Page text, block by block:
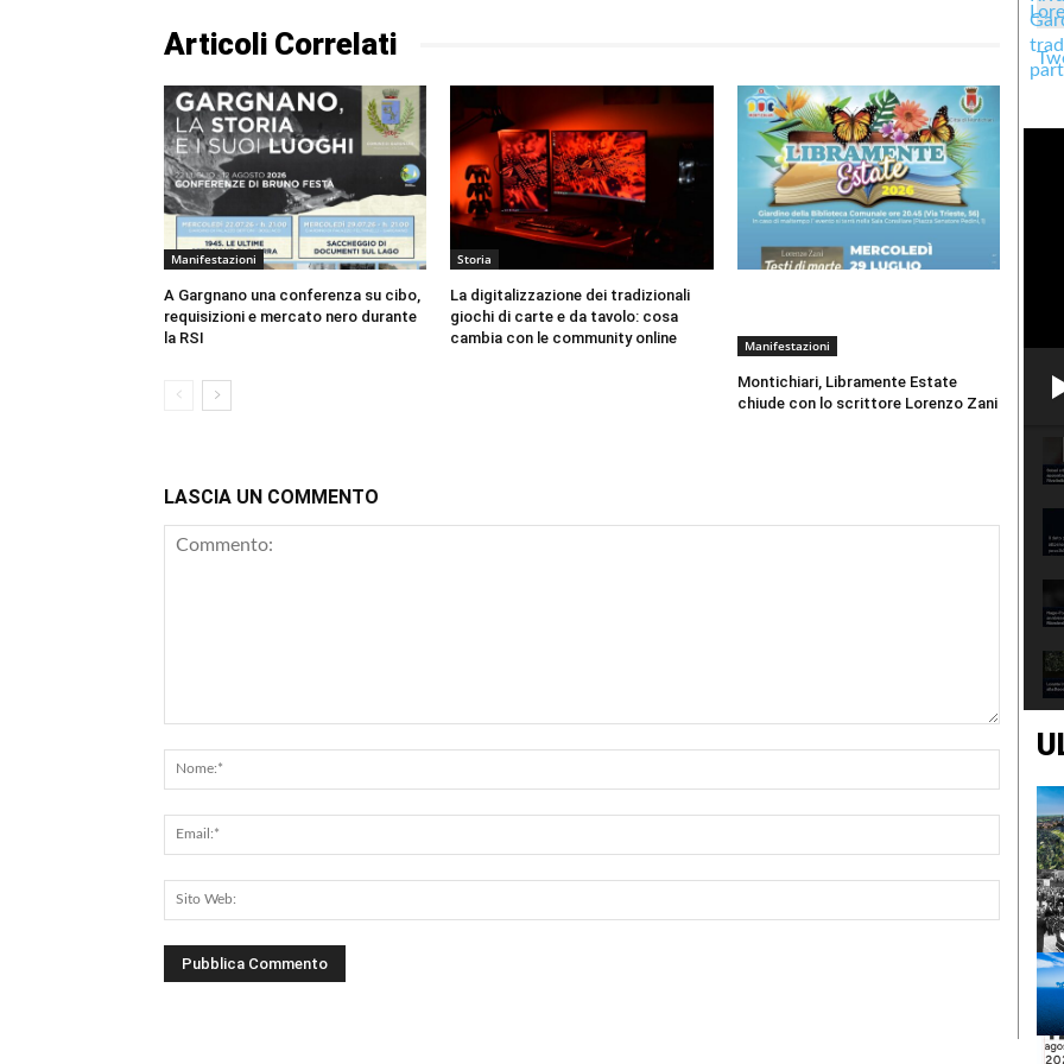
Articoli Correlati
Manifestazioni
A Gargnano una conferenza su cibo,
requisizioni e mercato nero durante
la RSI
Storia
La digitalizzazione dei tradizionali
giochi di carte e da tavolo: cosa
cambia con le community online
Manifestazioni
Montichiari, Libramente Estate
chiude con lo scrittore Lorenzo Zani
LASCIA UN COMMENTO
Nome:*
Email:*
Web: